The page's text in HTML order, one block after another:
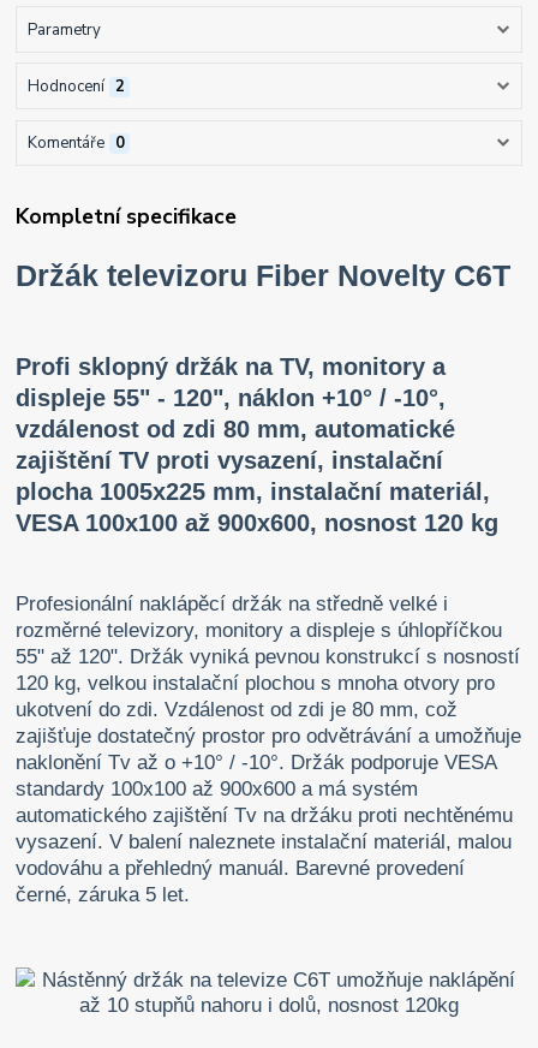
Parametry
Hodnocení 2
Komentáře 0
Kompletní specifikace
Držák televizoru Fiber Novelty C6T
Profi sklopný držák na TV, monitory a
displeje 55" - 120", náklon +10° / -10°,
vzdálenost od zdi 80 mm, automatické
zajištění TV proti vysazení, instalační
plocha 1005x225 mm, instalační materiál,
VESA 100x100 až 900x600, nosnost 120 kg
Profesionální naklápěcí držák na středně velké i
rozměrné televizory, monitory a displeje s úhlopříčkou
55" až 120". Držák vyniká pevnou konstrukcí s nosností
120 kg, velkou instalační plochou s mnoha otvory pro
ukotvení do zdi. Vzdálenost od zdi je 80 mm, což
zajišťuje dostatečný prostor pro odvětrávání a umožňuje
naklonění Tv až o +10° / -10°. Držák podporuje VESA
standardy 100x100 až 900x600 a má systém
automatického zajištění Tv na držáku proti nechtěnému
vysazení. V balení naleznete instalační materiál, malou
vodováhu a přehledný manuál. Barevné provedení
černé, záruka 5 let.